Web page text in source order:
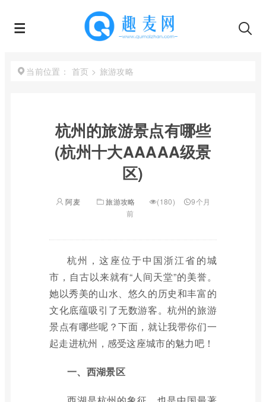
当前位置： 首页 > 旅游攻略
杭州的旅游景点有哪些
(杭州十大AAAAA级景
区)
阿麦 旅游攻略 (180)
9个月
前
杭州，这座位于中国浙江省的城
市，自古以来就有“人间天堂”的美誉。
她以秀美的山水、悠久的历史和丰富的
文化底蕴吸引了无数游客。杭州的旅游
景点有哪些呢？下面，就让我带你们一
起走进杭州，感受这座城市的魅力吧！
一、西湖景区